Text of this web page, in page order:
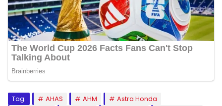
Tag: AHAS AHM
Astra Honda